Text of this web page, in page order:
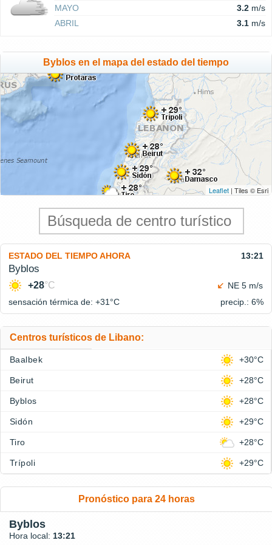
MAYO 3.2 m/s
ABRIL
3.1 m/s
Byblos en el mapa del estado del tiempo
Leaflet | Tiles © Esri
ESTADO DEL TIEMPO AHORA 13:21
Byblos
+28°C
NE 5 m/s
sensación térmica de: +31°C precip.: 6%
Centros turísticos de Libano:
Baalbek +30°C
Beirut +28°C
Byblos +28°C
Sidón +29°C
Tiro +28°C
Trípoli +29°C
Pronóstico para 24 horas
Byblos
Hora local: 13:21